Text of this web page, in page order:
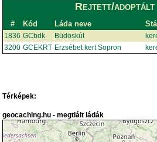
Rejtett/adoptált
# Kód Láda neve
1836 GCbdk Büdöskút
3200 GCEKRT Erzsébet kert Sopron
Térképek:
geocaching.hu - megtlált ládák